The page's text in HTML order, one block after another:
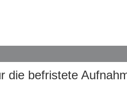
die befristete